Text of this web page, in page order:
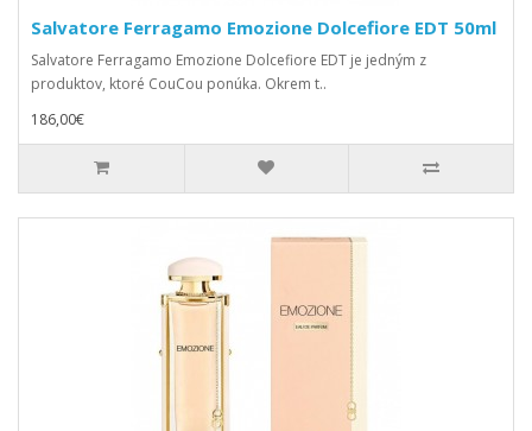
Salvatore Ferragamo Emozione Dolcefiore EDT 50ml
Salvatore Ferragamo Emozione Dolcefiore EDT je jedným z
produktov, ktoré CouCou ponúka. Okrem t..
186,00€